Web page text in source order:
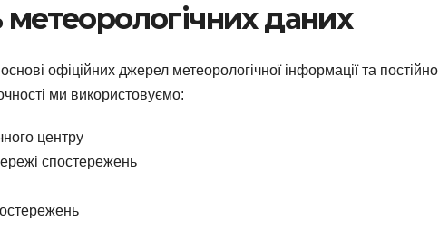
даних
офіційних джерел метеорологічної інформації та постійно
ми використовуємо:
центру
спостережень